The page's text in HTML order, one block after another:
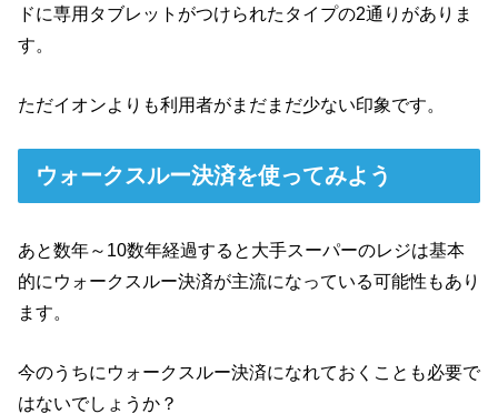
ドに専用タブレットがつけられたタイプの2通りがありま
す。
ただイオンよりも利用者がまだまだ少ない印象です。
ウォークスルー決済を使ってみよう
あと数年～10数年経過すると大手スーパーのレジは基本
的にウォークスルー決済が主流になっている可能性もあり
ます。
今のうちにウォークスルー決済になれておくことも必要で
はないでしょうか？